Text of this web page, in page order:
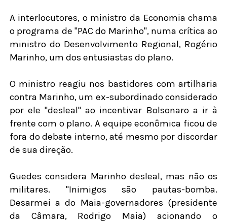
A interlocutores, o ministro da Economia chama
o programa de "PAC do Marinho", numa crítica ao
ministro do Desenvolvimento Regional, Rogério
Marinho, um dos entusiastas do plano.
O ministro reagiu nos bastidores com artilharia
contra Marinho, um ex-subordinado considerado
por ele "desleal" ao incentivar Bolsonaro a ir à
frente com o plano. A equipe econômica ficou de
fora do debate interno, até mesmo por discordar
de sua direção.
Guedes considera Marinho desleal, mas não os
militares. "Inimigos são pautas-bomba.
Desarmei a do Maia-governadores (presidente
da Câmara, Rodrigo Maia) acionando o